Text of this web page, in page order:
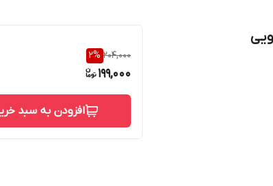
204,000
2%
199,000
افزودن به سبد